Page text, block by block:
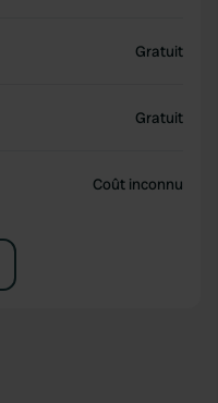
Gratuit
Gratuit
Coût inconnu